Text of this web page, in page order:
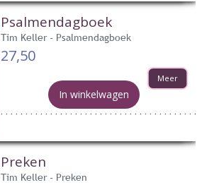
Psalmendagboek
Tim Keller - Psalmendagboek
27,50
Meer
In winkelwagen
Preken
Tim Keller - Preken